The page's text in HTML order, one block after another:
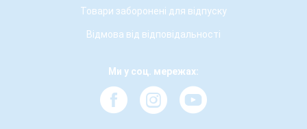
Товари заборонені для відпуску
Відмова від відповідальності
Ми у соц. мережах: